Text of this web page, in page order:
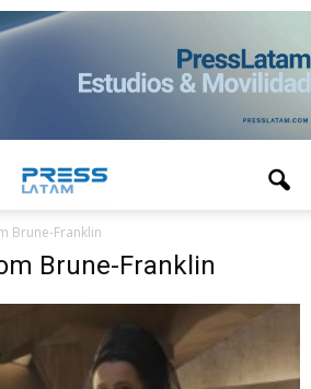
Brune-Franklin
Brune-Franklin